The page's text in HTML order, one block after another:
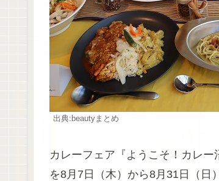
出典:beautyまとめ
カレーフェア『ようこそ！カレ
を8月7日（木）から8月31日（日